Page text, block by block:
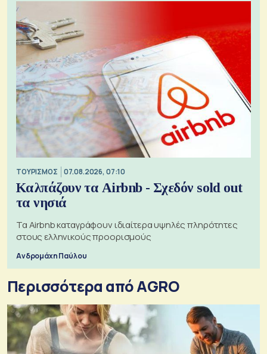
ΤΟΥΡΙΣΜΟΣ 07.08.2026, 07:10
Καλπάζουν τα Airbnb - Σχεδόν sold out
τα νησιά
Τα Airbnb καταγράφουν ιδιαίτερα υψηλές πληρότητες
στους ελληνικούς προορισμούς
Ανδρομάχη Παύλου
Περισσότερα από AGRO